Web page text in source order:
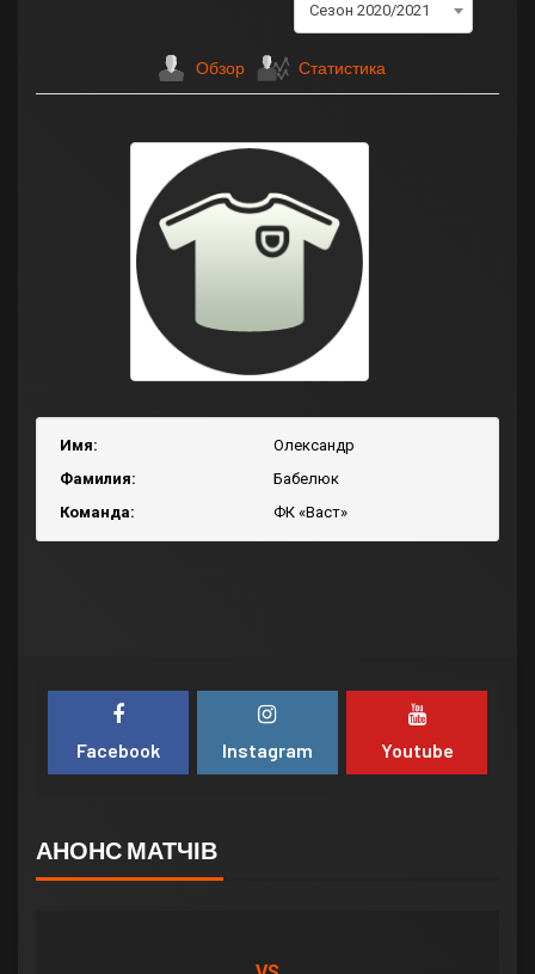
Сезон 2020/2021
Обзор Статистика
Имя:
Олександр
Фамилия:
Бабелюк
Команда:
ФК «Васт»
Facebook Instagram Youtube
АНОНС МАТЧІВ